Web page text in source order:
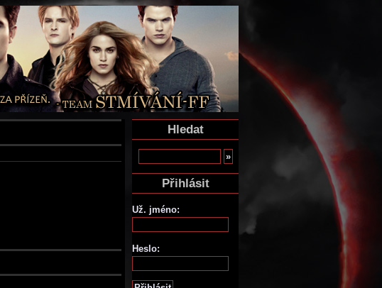
Hledat
Přihlásit
Už. jméno:
Heslo: